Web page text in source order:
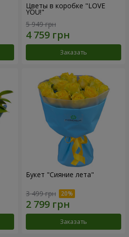
Цветы в коробке "LOVE
YOU!"
5 949 грн
Заказать
Букет "Сияние лета"
3 499 грн
Заказать